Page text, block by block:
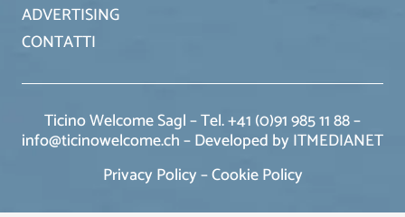
ADVERTISING
CONTATTI
Ticino Welcome Sagl – Tel. +41 (0)91 985 11 88 –
info@ticinowelcome.ch –Developed by ITMEDIANET
Privacy Policy–Cookie Policy